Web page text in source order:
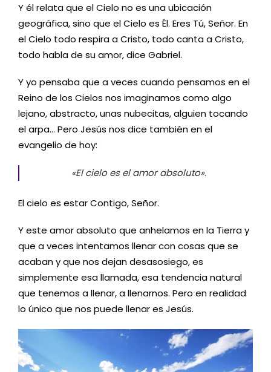
Y él relata que el Cielo no es una ubicación
geográfica, sino que el Cielo es Él. Eres Tú, Señor. En
el Cielo todo respira a Cristo, todo canta a Cristo,
todo habla de su amor, dice Gabriel.
Y yo pensaba que a veces cuando pensamos en el
Reino de los Cielos nos imaginamos como algo
lejano, abstracto, unas nubecitas, alguien tocando
el arpa… Pero Jesús nos dice también en el
evangelio de hoy:
«El cielo es el amor absoluto».
El cielo es estar Contigo, Señor.
Y este amor absoluto que anhelamos en la Tierra y
que a veces intentamos llenar con cosas que se
acaban y que nos dejan desasosiego, es
simplemente esa llamada, esa tendencia natural
que tenemos a llenar, a llenarnos. Pero en realidad
lo único que nos puede llenar es Jesús.